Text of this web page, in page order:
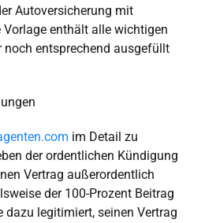
Autoversicherung mit
enthält alle wichtigen
noch entsprechend ausgefüllt
im Detail zu
der ordentlichen Kündigung
Vertrag außerordentlich
der 100-Prozent Beitrag
dazu legitimiert, seinen Vertrag